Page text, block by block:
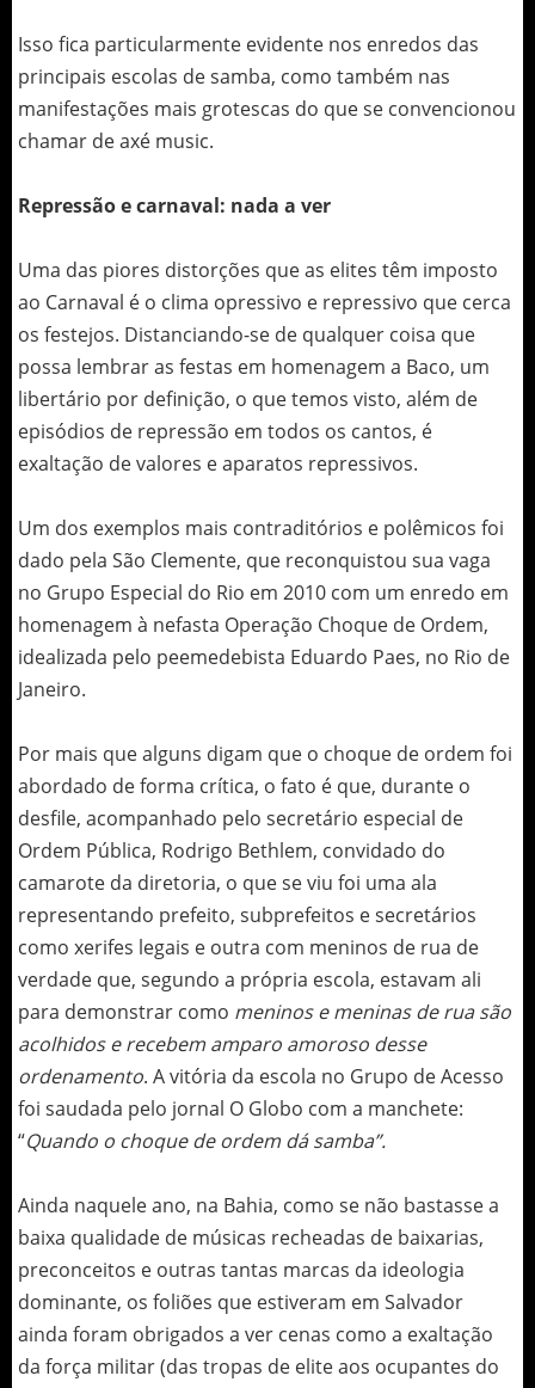
Isso fica particularmente evidente nos enredos das
principais escolas de samba, como também nas
manifestações mais grotescas do que se convencionou
chamar de axé music.
Repressão e carnaval: nada a ver
Uma das piores distorções que as elites têm imposto
ao Carnaval é o clima opressivo e repressivo que cerca
os festejos. Distanciando-se de qualquer coisa que
possa lembrar as festas em homenagem a Baco, um
libertário por definição, o que temos visto, além de
episódios de repressão em todos os cantos, é
exaltação de valores e aparatos repressivos.
Um dos exemplos mais contraditórios e polêmicos foi
dado pela São Clemente, que reconquistou sua vaga
no Grupo Especial do Rio em 2010 com um enredo em
homenagem à nefasta Operação Choque de Ordem,
idealizada pelo peemedebista Eduardo Paes, no Rio de
Janeiro.
Por mais que alguns digam que o choque de ordem foi
abordado de forma crítica, o fato é que, durante o
desfile, acompanhado pelo secretário especial de
Ordem Pública, Rodrigo Bethlem, convidado do
camarote da diretoria, o que se viu foi uma ala
representando prefeito, subprefeitos e secretários
como xerifes legais e outra com meninos de rua de
verdade que, segundo a própria escola, estavam ali
para demonstrar como meninos e meninas de rua são
acolhidos e recebem amparo amoroso desse
ordenamento. A vitória da escola no Grupo de Acesso
foi saudada pelo jornal O Globo com a manchete:
“Quando o choque de ordem dá samba”.
Ainda naquele ano, na Bahia, como se não bastasse a
baixa qualidade de músicas recheadas de baixarias,
preconceitos e outras tantas marcas da ideologia
dominante, os foliões que estiveram em Salvador
ainda foram obrigados a ver cenas como a exaltação
da força militar (das tropas de elite aos ocupantes do